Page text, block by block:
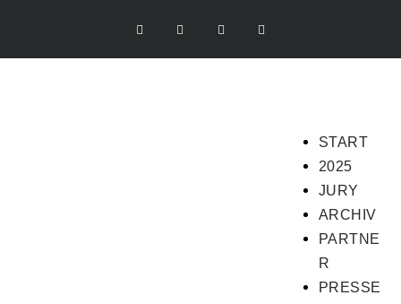
START
2025
JURY
ARCHIV
PARTNE
R
PRESSE